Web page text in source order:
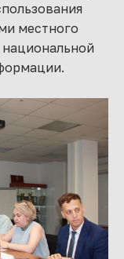
местного